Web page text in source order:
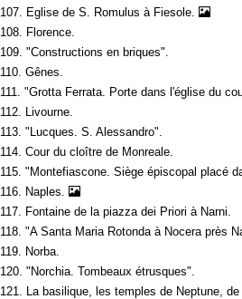
107. Eglise de S. Romulus à Fiesole.
108. Florence.
109. "Constructions en briques".
110. Gênes.
111. "Grotta Ferrata. Porte dans l'église du
112. Livourne.
113. "Lucques. S. Alessandro".
114. Cour du cloître de Monreale.
115. "Montefiascone. Siège épiscopal placé
116. Naples.
117. Fontaine de la piazza dei Priori à Narni.
118. "A Santa Maria Rotonda à Nocera près
119. Norba.
120. "Norchia. Tombeaux étrusques".
121. La basilique, les temples de Neptune, de